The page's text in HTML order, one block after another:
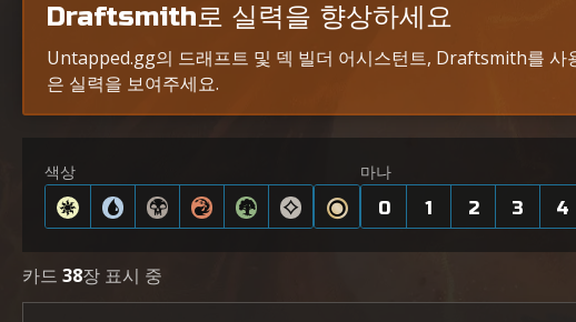
Draftsmith로 실력을 향상하세요
Untapped.gg의 드래프트 및 덱 빌더 어시스턴트, Draftsmith를 사
은 실력을 보여주세요.
색상
마나
0
1 2 3 4
카드 38장 표시 중